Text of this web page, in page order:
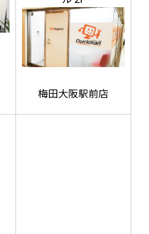
梅田大阪駅前店